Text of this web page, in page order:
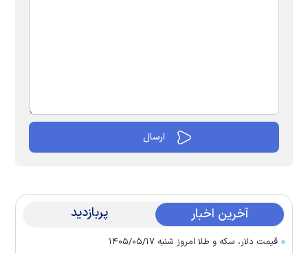
آخرین اخبار پربازدید
قیمت دلار، سکه و طلا امروز شنبه ۱۴۰۵/۰۵/۱۷